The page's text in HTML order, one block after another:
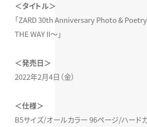
＜タイトル＞
「ZARD 30th Anniversary Photo &
THE WAY II〜」
＜発売日＞
2022年2月4日（金）
＜仕様＞
B5サイズ/オールカラー 96ページ/ハード